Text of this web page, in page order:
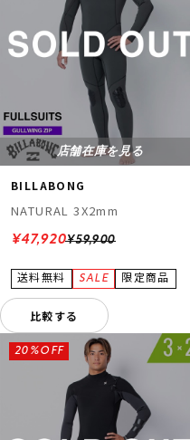
店舗在庫を見る
BILLABONG
NATURAL 3X2mm
¥59,900
¥47,920
比較する
20%OFF